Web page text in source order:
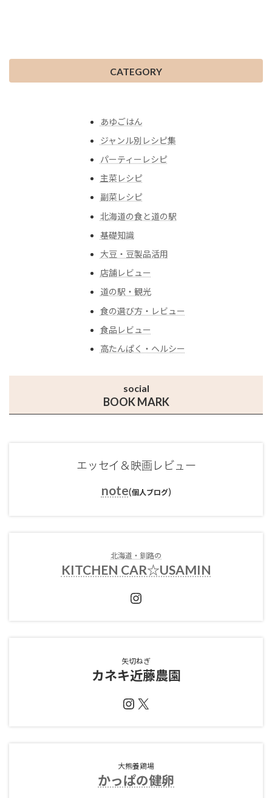
CATEGORY
あゆごはん
ジャンル別レシピ集
パーティーレシピ
主菜レシピ
副菜レシピ
北海道の食と道の駅
基礎知識
大豆・豆製品活用
店舗レビュー
道の駅・観光
食の選び方・レビュー
食品レビュー
高たんぱく・ヘルシー
social
BOOK MARK
エッセイ＆映画レビュー
note(個人ブログ)
北海道・釧路の
KITCHEN CAR☆USAMIN
Instagram
矢切ねぎ
カネキ近藤農園
Instagram
X
大熊養鶏場
かっぱの健卵